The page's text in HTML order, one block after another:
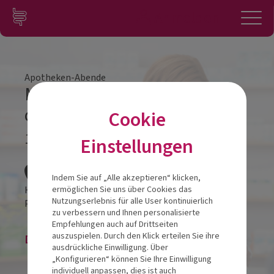
Zum Inhalt springen
Konto
Apotheken-Abende
Mit gutem Bauchgefühl
durch stressige Zeiten
11.05.2022
Hilton Garden Inn
Promenade 62700Wiener Neustadt
Die Veranstaltung ist beendet.
Cookie
Einstellungen
Indem Sie auf „Alle akzeptieren“ klicken,
ermöglichen Sie uns über Cookies das
Nutzungserlebnis für alle User kontinuierlich
zu verbessern und Ihnen personalisierte
Empfehlungen auch auf Drittseiten
auszuspielen. Durch den Klick erteilen Sie ihre
ausdrückliche Einwilligung. Über
„Konfigurieren“ können Sie Ihre Einwilligung
individuell anpassen, dies ist auch